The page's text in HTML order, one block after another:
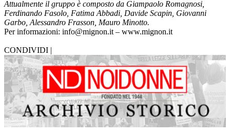
Attualmente il gruppo è composto da Giampaolo Romagnosi,
Ferdinando Fasolo, Fatima Abbadi, Davide Scapin, Giovanni
Garbo, Alessandro Frasson, Mauro Minotto.
Per informazioni: info@mignon.it – www.mignon.it
CONDIVIDI |